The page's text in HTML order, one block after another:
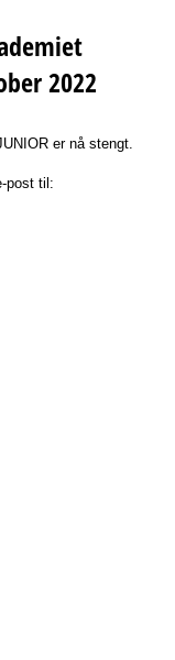
2022
er nå stengt.
post til: